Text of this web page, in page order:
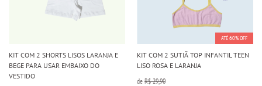
KIT COM 2 SHORTS LISOS LARANJA E
BEGE PARA USAR EMBAIXO DO
VESTIDO
ATÉ 60% OFF
KIT COM 2 SUTIÃ TOP INFANTIL TEEN
LISO ROSA E LARANJA
de R$ 29,90